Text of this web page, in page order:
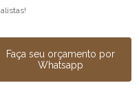
Faça seu orçamento por
Whatsapp